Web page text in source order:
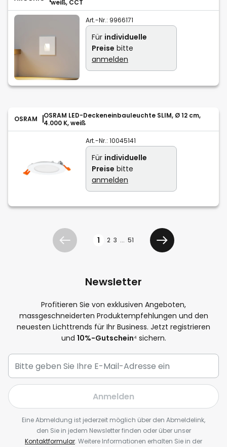
weiß, CCT
Art.-Nr.: 9966171
Für individuelle
Preise bitte
anmelden
OSRAM
OSRAM LED-Deckeneinbauleuchte SLIM, Ø 12 cm,
4.000 K, weiß
Art.-Nr.: 10045141
Für individuelle
Preise bitte
anmelden
Zurück 1 2 3 ... 51
Weiter
Newsletter
Profitieren Sie von exklusiven Angeboten,
massgeschneiderten Produktempfehlungen und den
neuesten Lichttrends für Ihr Business. Jetzt registrieren
und 10%-Gutschein⁴ sichern.
Anmelden
Eine Abmeldung ist jederzeit möglich über den Abmeldelink,
den Sie in jedem Newsletter finden oder über unser
Kontaktformular. Weitere Informationen erhalten Sie in der